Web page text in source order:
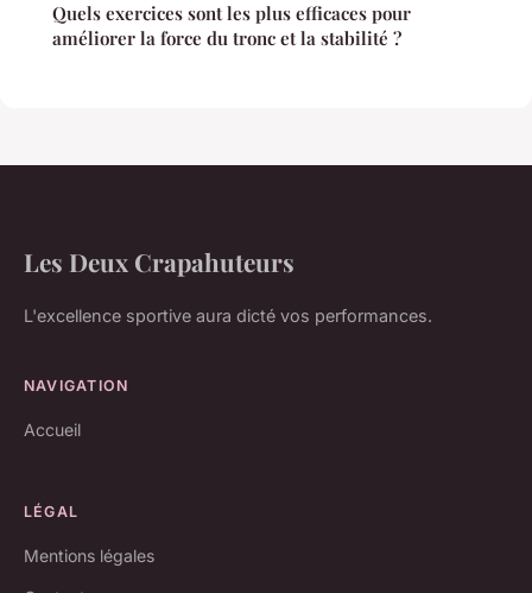
Quels exercices sont les plus efficaces pour
améliorer la force du tronc et la stabilité ?
Les Deux Crapahuteurs
L'excellence sportive aura dicté vos performances.
NAVIGATION
Accueil
LÉGAL
Mentions légales